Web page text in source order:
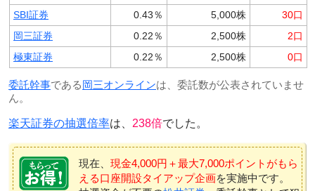
SBI証券
0.43％ 5,000株
30口
岡三証券
0.22％ 2,500株
2口
極東証券
0.22％ 2,500株 0口
委託幹事である岡三オンラインは、委託数が公表されていませ
ん。
楽天証券の抽選倍率は、 238倍でした。
現在、 現金4,000円＋最大7,000ポイントがもら
える口座開設タイアップ企画を実施中です。